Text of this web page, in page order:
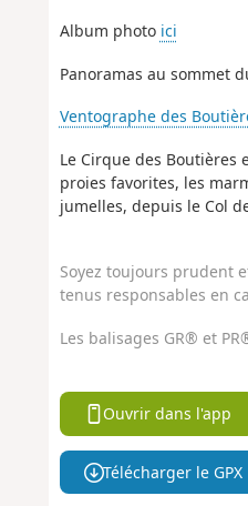
Album photo ici
Panoramas au sommet
Ventographe des
Le Cirque des
proies favorites, les
jumelles, depuis le Col
Soyez toujours prudent
tenus responsables en
Les balisages GR® et
Ouvrir dans l'app
Télécharger le GPX